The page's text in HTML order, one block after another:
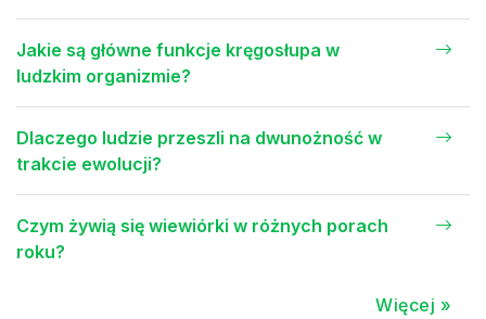
Jakie są główne funkcje kręgosłupa w
ludzkim organizmie?
Dlaczego ludzie przeszli na dwunożność w
trakcie ewolucji?
Czym żywią się wiewiórki w różnych porach
roku?
Więcej »